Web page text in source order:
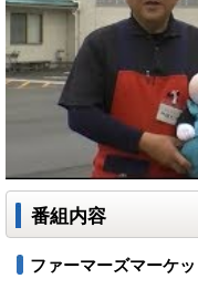
番組内容
ファーマーズマーケッ